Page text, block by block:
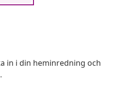
in i din heminredning och